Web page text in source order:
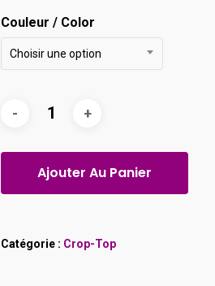
Couleur / Color
Choisir une option
Ajouter Au Panier
Catégorie : Crop-Top